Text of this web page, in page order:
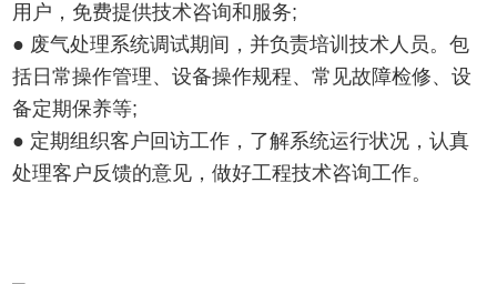
用户，免费提供技术咨询和服务;
● 废气处理系统调试期间，并负责培训技术人员。包
括日常操作管理、设备操作规程、常见故障检修、设
备定期保养等;
● 定期组织客户回访工作，了解系统运行状况，认真
处理客户反馈的意见，做好工程技术咨询工作。